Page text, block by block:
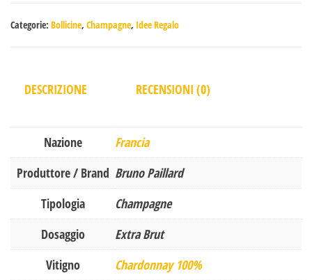
Categorie: Bollicine, Champagne, Idee Regalo
DESCRIZIONE RECENSIONI (0)
Nazione
Francia
Produttore / Brand Bruno Paillard
Tipologia
Champagne
Dosaggio
Extra Brut
Vitigno
Chardonnay 100%